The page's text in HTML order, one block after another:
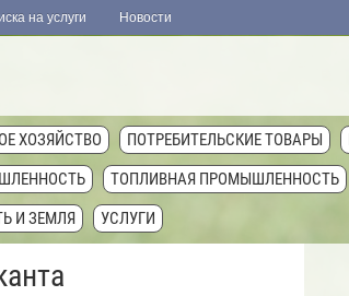
на услуги Новости
ХОЗЯЙСТВО ПОТРЕБИТЕЛЬСКИЕ ТОВАРЫ
ТОПЛИВНАЯ ПРОМЫШЛЕННОСТЬ
И ЗЕМЛЯ УСЛУГИ